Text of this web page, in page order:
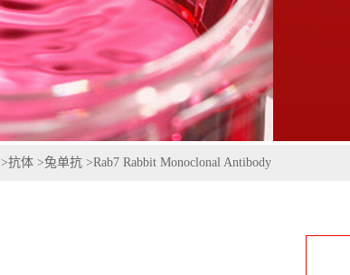
>抗体 >兔单抗 >Rab7 Rabbit Monoclonal Antibody